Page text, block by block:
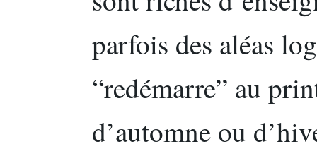
parfois des aléas
“redémarre” au
d’automne ou